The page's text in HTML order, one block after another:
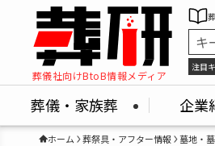
葬儀社向けBtoB情報メディア
注目
葬儀・家族葬 企業
ホーム 葬祭具・アフター情報 墓地・